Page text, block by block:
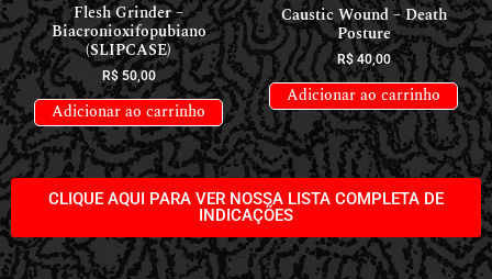
Flesh Grinder –
Biacronioxifopubiano
(SLIPCASE)
R$50,00
Adicionar ao carrinho
Caustic Wound – Death
Posture
R$40,00
Adicionar ao carrinho
CLIQUE AQUI PARA VER NOSSA LISTA COMPLETA DE
INDICAÇÕES